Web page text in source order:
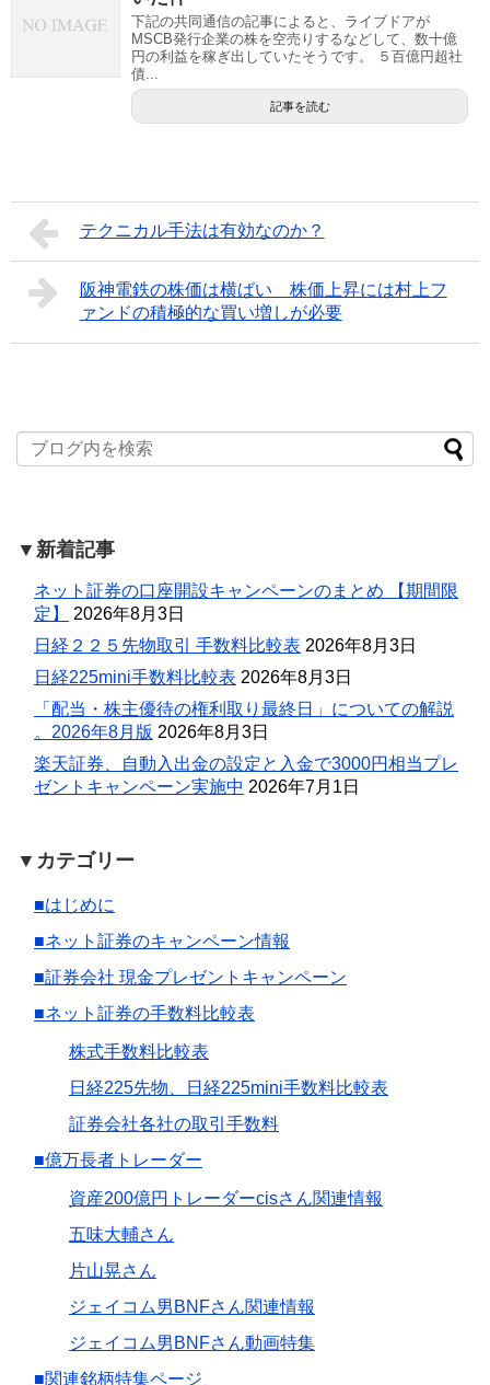
下記の共同通信の記事によると、ライブドアが
MSCB発行企業の株を空売りするなどして、数十億
円の利益を稼ぎ出していたそうです。 ５百億円超社
債...
記事を読む
テクニカル手法は有効なのか？
阪神電鉄の株価は横ばい 株価上昇には村上フ
ァンドの積極的な買い増しが必要
▼新着記事
ネット証券の口座開設キャンペーンのまとめ 【期間限
定】
2026年8月3日
日経２２５先物取引 手数料比較表 2026年8月3日
日経225mini手数料比較表 2026年8月3日
「配当・株主優待の権利取り最終日」についての解説
。2026年8月版 2026年8月3日
楽天証券、自動入出金の設定と入金で3000円相当プレ
ゼントキャンペーン実施中 2026年7月1日
▼カテゴリー
■はじめに
■ネット証券のキャンペーン情報
■証券会社 現金プレゼントキャンペーン
■ネット証券の手数料比較表
株式手数料比較表
日経225先物、日経225mini手数料比較表
証券会社各社の取引手数料
■億万長者トレーダー
資産200億円トレーダーcisさん関連情報
五味大輔さん
片山晃さん
ジェイコム男BNFさん関連情報
ジェイコム男BNFさん動画特集
■関連銘柄特集ページ